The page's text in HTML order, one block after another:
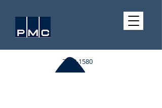
7510-1580